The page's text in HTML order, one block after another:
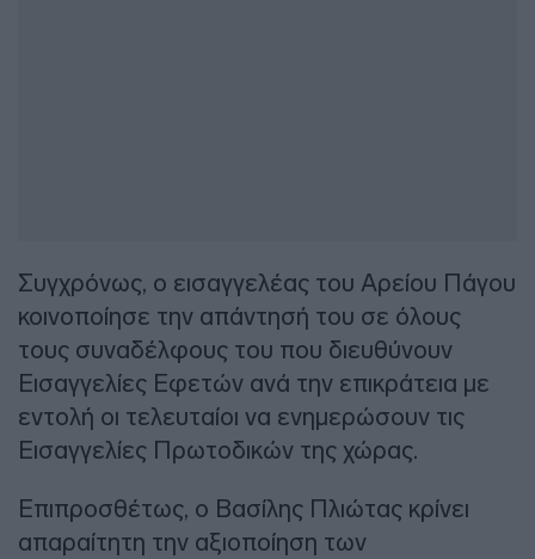
Συγχρόνως, ο εισαγγελέας του Αρείου Πάγου
κοινοποίησε την απάντησή του σε όλους
τους συναδέλφους του που διευθύνουν
Εισαγγελίες Εφετών ανά την επικράτεια με
εντολή οι τελευταίοι να ενημερώσουν τις
Εισαγγελίες Πρωτοδικών της χώρας.
Επιπροσθέτως, ο Βασίλης Πλιώτας κρίνει
απαραίτητη την αξιοποίηση των